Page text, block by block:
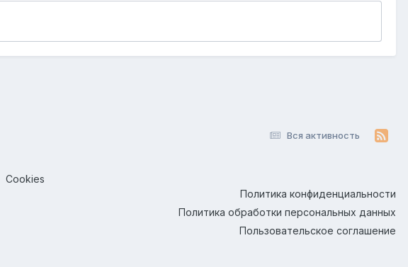
Вся активность
Cookies
Политика конфиденциальности
Политика обработки персональных данных
Пользовательское соглашение